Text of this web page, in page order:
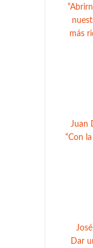
más
Juan
“Con
Dar